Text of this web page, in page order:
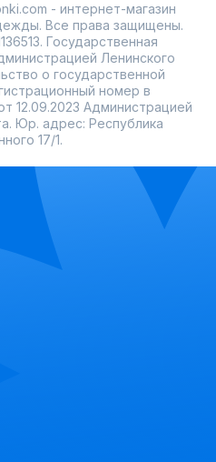
- интернет-магазин
Все права защищены.
Государственная
Ленинского
о государственной
номер в
12.09.2023 Администрацией
Юр. адрес: Республика
17/1.